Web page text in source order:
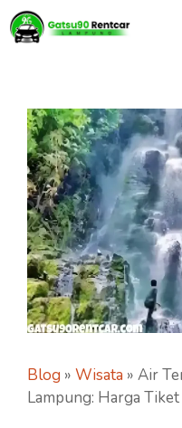
Langsung
ke
Blog » Wisata » Air
Lampung: Harga